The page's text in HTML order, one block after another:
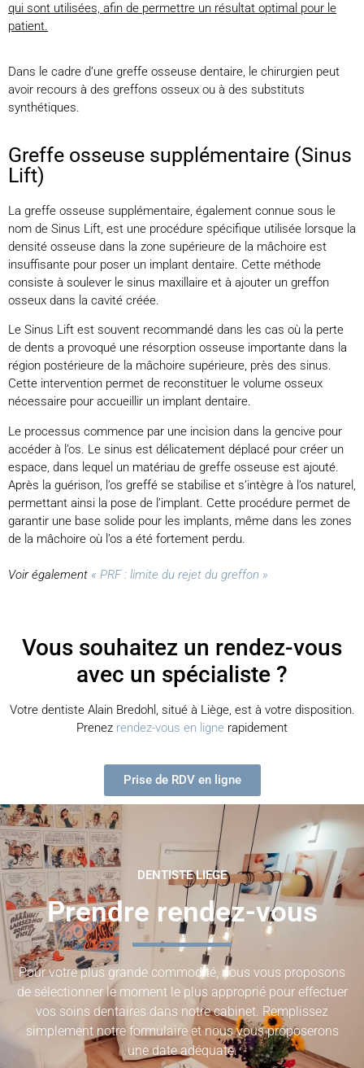
qui sont utilisées, afin de permettre un résultat optimal pour le
patient.
Dans le cadre d’une greffe osseuse dentaire, le chirurgien peut
avoir recours à des greffons osseux ou à des substituts
synthétiques.
Greffe osseuse supplémentaire (Sinus
Lift)
La greffe osseuse supplémentaire, également connue sous le
nom de Sinus Lift, est une procédure spécifique utilisée lorsque la
densité osseuse dans la zone supérieure de la mâchoire est
insuffisante pour poser un implant dentaire. Cette méthode
consiste à soulever le sinus maxillaire et à ajouter un greffon
osseux dans la cavité créée.
Le Sinus Lift est souvent recommandé dans les cas où la perte
de dents a provoqué une résorption osseuse importante dans la
région postérieure de la mâchoire supérieure, près des sinus.
Cette intervention permet de reconstituer le volume osseux
nécessaire pour accueillir un implant dentaire.
Le processus commence par une incision dans la gencive pour
accéder à l’os. Le sinus est délicatement déplacé pour créer un
espace, dans lequel un matériau de greffe osseuse est ajouté.
Après la guérison, l’os greffé se stabilise et s’intègre à l’os naturel,
permettant ainsi la pose de l’implant. Cette procédure permet de
garantir une base solide pour les implants, même dans les zones
de la mâchoire où l’os a été fortement perdu.
Voir également « PRF : limite du rejet du greffon »
Vous souhaitez un rendez-vous
avec un spécialiste ?
Votre dentiste Alain Bredohl, situé à Liège, est à votre disposition.
Prenez rendez-vous en ligne rapidement
Prise de RDV en ligne
DENTISTE LIEGE
Prendre rendez-vous
Pour votre plus grande commodité, nous vous proposons
de sélectionner le moment le plus approprié pour effectuer
vos soins dentaires dans notre cabinet. Remplissez
simplement notre formulaire et nous vous proposerons
une date adéquate.